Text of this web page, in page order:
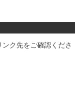
ク先をご確認くださ